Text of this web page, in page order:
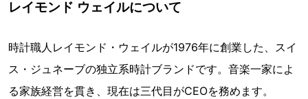
レイモンド ウェイルについて
時計職人レイモンド・ウェイルが1976年に創業した、スイ
ス・ジュネーブの独立系時計ブランドです。音楽一家によ
る家族経営を貫き、現在は三代目がCEOを務めます。